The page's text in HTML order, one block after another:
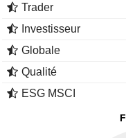
Trader
Investisseur
Globale
Qualité
ESG MSCI